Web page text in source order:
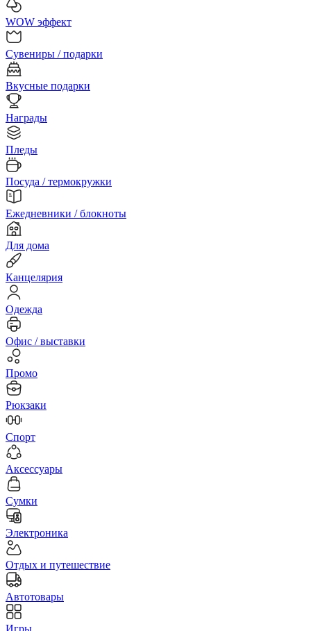
WOW эффект
Сувениры / подарки
Вкусные подарки
Награды
Пледы
Посуда / термокружки
Ежедневники / блокноты
Для дома
Канцелярия
Одежда
Офис / выставки
Промо
Рюкзаки
Спорт
Аксессуары
Сумки
Электроника
Отдых и путешествие
Автотовары
Игры